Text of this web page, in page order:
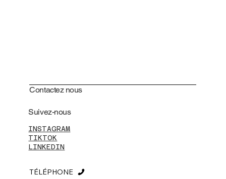
Contactez nous
INSTAGRAM
TIKTOK
LINKEDIN
Suivez-nous
TÉLÉPHONE